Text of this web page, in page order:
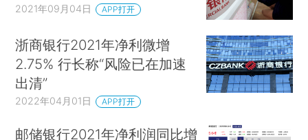
2021年09月04日 APP打开
浙商银行2021年净利微增
2.75% 行长称“风险已在加速
出清”
2022年04月01日 APP打开
邮储银行2021年净利润同比增